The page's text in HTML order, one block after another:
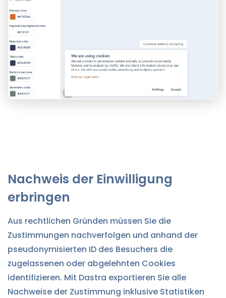
Nachweis der Einwilligung
erbringen
Aus rechtlichen Gründen müssen Sie die
Zustimmungen nachverfolgen und anhand der
pseudonymisierten ID des Besuchers die
zugelassenen oder abgelehnten Cookies
identifizieren. Mit Dastra exportieren Sie alle
Nachweise der Zustimmung inklusive Statistiken